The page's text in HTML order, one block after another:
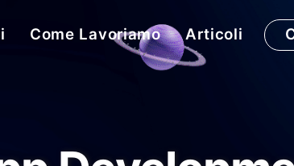
Come Lavoriamo Articoli